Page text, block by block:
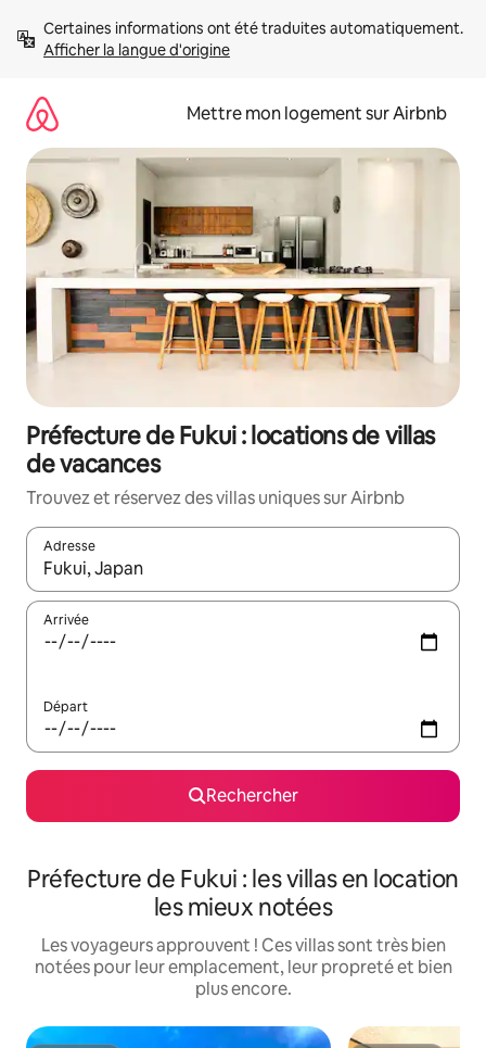
directement
Afficher la langue d'origine
Mettre mon logement sur Airbnb
Préfecture de Fukui : locations de villas
de vacances
Trouvez et réservez des villas uniques sur Airbnb
Adresse
Lorsque les résultats s'affichent, utilisez les flèches vers le
Arrivée
Départ
Rechercher
Préfecture de Fukui : les villas en location
les mieux notées
Les voyageurs approuvent ! Ces villas sont très bien
notées pour leur emplacement, leur propreté et bien
plus encore.